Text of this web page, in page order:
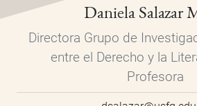
Daniela Salazar
Directora Grupo de
entre el Derecho y la
Profesora